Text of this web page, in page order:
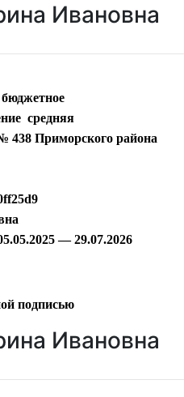
Ивановна
бюджетное
средняя
438 Приморского района
— 29.07.2026
подписью
Ивановна